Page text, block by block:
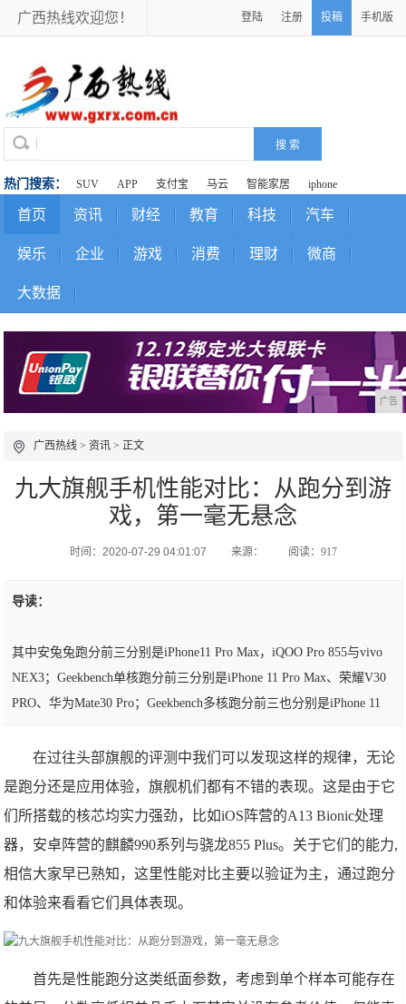
广西热线欢迎您！ 登陆 注册 投稿 手机版
热门搜索： SUV APP 支付宝 马云 智能家居 iphone
首页 资讯 财经 教育 科技 汽车
娱乐 企业 游戏 消费 理财 微商
大数据
广告
广西热线 >资讯 > 正文
九大旗舰手机性能对比：从跑分到游
戏，第一毫无悬念
时间：2020-07-29 04:01:07 来源： 阅读：917
导读：
其中安兔兔跑分前三分别是iPhone11 Pro Max，iQOO Pro 855与vivo
NEX3；Geekbench单核跑分前三分别是iPhone 11 Pro Max、荣耀V30
PRO、华为Mate30 Pro；Geekbench多核跑分前三也分别是iPhone 11
在过往头部旗舰的评测中我们可以发现这样的规律，无论
是跑分还是应用体验，旗舰机们都有不错的表现。这是由于它
们所搭载的核芯均实力强劲，比如iOS阵营的A13 Bionic处理
器，安卓阵营的麒麟990系列与骁龙855 Plus。关于它们的能力,
相信大家早已熟知，这里性能对比主要以验证为主，通过跑分
和体验来看看它们具体表现。
首先是性能跑分这类纸面参数，考虑到单个样本可能存在